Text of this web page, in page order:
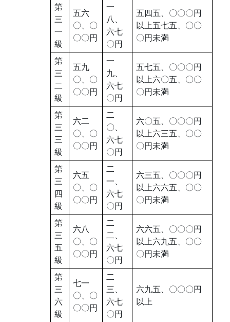
第
三
一
級
五六
〇、〇
〇〇円
一
八、
六七
〇円
五四五、〇〇〇円
以上五七五、〇〇
〇円未満
第
三
二
級
五九
〇、〇
〇〇円
一
九、
六七
〇円
五七五、〇〇〇円
以上六〇五、〇〇
〇円未満
第
三
三
級
六二
〇、〇
〇〇円
二
〇、
六七
〇円
六〇五、〇〇〇円
以上六三五、〇〇
〇円未満
第
三
四
級
六五
〇、〇
〇〇円
二
一、
六七
〇円
六三五、〇〇〇円
以上六六五、〇〇
〇円未満
第
三
五
級
六八
〇、〇
〇〇円
二
二、
六七
〇円
六六五、〇〇〇円
以上六九五、〇〇
〇円未満
第
三
六
級
七一
〇、〇
〇〇円
二
三、
六七
〇円
六九五、〇〇〇円
以上